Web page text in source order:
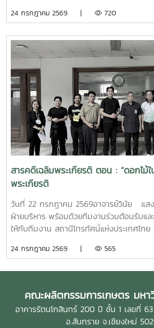
จะนำไปสู่การยกระดับคุณภาพการศึกษาและก
งานขององค์กรมหาวิทยาลัยแม่โจ้ ประจำปีง
รีสอร์ท จังหวัดเชียงใหม่การอบรมครั้งนี้ได้
รุทธ์ ฉัตรมาลาทอง ศูนย์บริหารความเสี่ยง
มหาวิทยาลัย เป็นวิทยากรถ่ายทอดองค์ควา
ปฏิบัติด้านการบริหารความเสี่ยง เพื่อเสริมสร้
รบูรณาการการบริหารความเสี่ยงเข้ากับกลยุ
งานขององค์กร อันจะนำไปสู่การพัฒนาการ
มหาวิทยาลัยให้มีประสิทธิภาพ โปร่งใส และ
เปลี่ยนแปลงในทุกมิติ
24 กรกฎาคม 2569 | 720
สารคดีเฉลิมพระเกียรติ ตอน : “ดอกไม้
พระเกียรติ
วันที่ 22 กรกฎาคม 2569อาจารย์วินัย แ
ฝ่ายบริหาร พร้อมด้วยทีมงานร่วมต้อนรับแล
ให้กับทีมงาน สถานีโทรทัศน์แห่งประเทศไทย
พระนาม” เทิดพระเกียรติ สมเด็จพระพันปีหล
ไพรพฤกษ์ อันเนื่องมาจากพระราชดำริ ในโอ
เกียรติจากผู้ช่วยศาสตราจารย์ ดร.ประพัน
คณบดีคณะผลิตกรรมการเกษตรได้ให้ข้อมูล
24 กรกฎาคม 2569 | 565
คณะผลิตกรรมการเกษตร มหา
อาคารรัตนโกสินทร์ 200 ปี ชั้น 1 เลขที่
อ.สันทราย จ.เชียงใหม่